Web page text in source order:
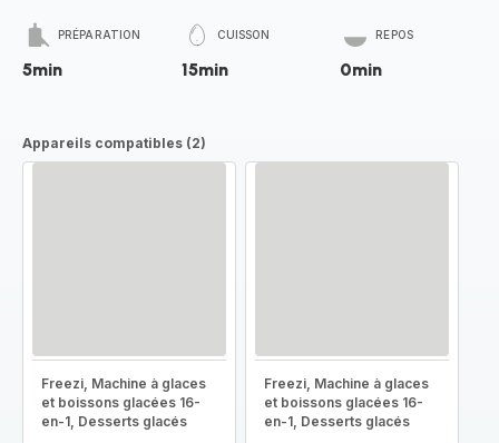
PRÉPARATION
5min
CUISSON
15min
REPOS
0min
Appareils compatibles (2)
Freezi, Machine à glaces
et boissons glacées 16-
en-1, Desserts glacés
Freezi, Machine à glaces
et boissons glacées 16-
en-1, Desserts glacés